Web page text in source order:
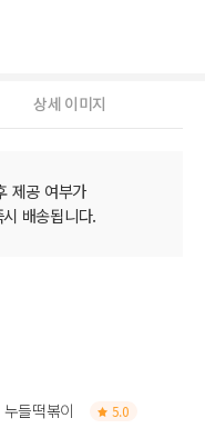
상세 이미지
제공 여부가
배송됩니다.
들떡볶이 5.0